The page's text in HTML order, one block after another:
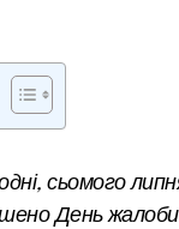
сьомого
День